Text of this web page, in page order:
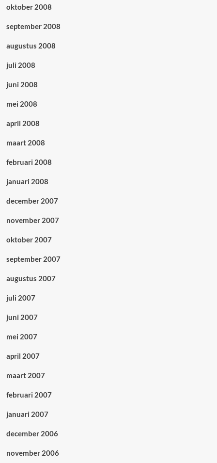
oktober 2008
september 2008
augustus 2008
juli 2008
juni 2008
mei 2008
april 2008
maart 2008
februari 2008
januari 2008
december 2007
november 2007
oktober 2007
september 2007
augustus 2007
juli 2007
juni 2007
mei 2007
april 2007
maart 2007
februari 2007
januari 2007
december 2006
november 2006